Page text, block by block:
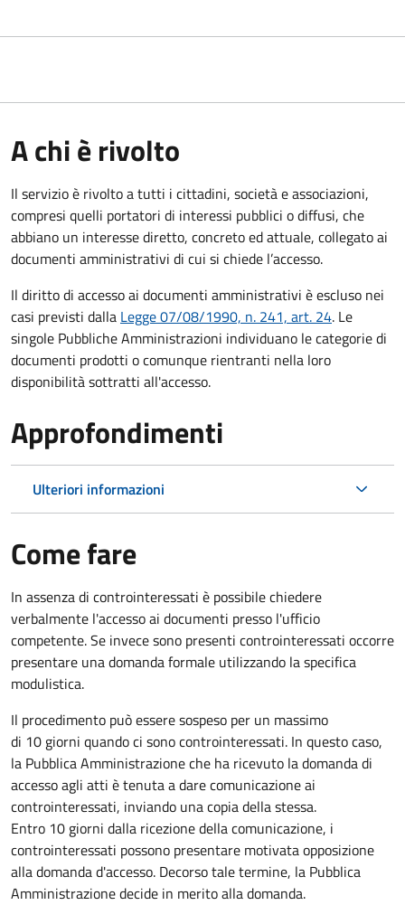
A chi è rivolto
Il servizio è rivolto a tutti i cittadini, società e associazioni,
compresi quelli portatori di interessi pubblici o diffusi, che
abbiano un interesse diretto, concreto ed attuale, collegato ai
documenti amministrativi di cui si chiede l’accesso.
Il diritto di accesso ai documenti amministrativi è escluso nei
casi previsti dalla Legge 07/08/1990, n. 241, art. 24. Le
singole Pubbliche Amministrazioni individuano le categorie di
documenti prodotti o comunque rientranti nella loro
disponibilità sottratti all'accesso.
Approfondimenti
Ulteriori informazioni
Come fare
In assenza di controinteressati è possibile chiedere
verbalmente l'accesso ai documenti presso l'ufficio
competente. Se invece sono presenti controinteressati occorre
presentare una domanda formale utilizzando la specifica
modulistica.
Il procedimento può essere sospeso per un massimo
di 10 giorni quando ci sono controinteressati. In questo caso,
la Pubblica Amministrazione che ha ricevuto la domanda di
accesso agli atti è tenuta a dare comunicazione ai
controinteressati, inviando una copia della stessa.
Entro 10 giorni dalla ricezione della comunicazione, i
controinteressati possono presentare motivata opposizione
alla domanda d'accesso. Decorso tale termine, la Pubblica
Amministrazione decide in merito alla domanda.